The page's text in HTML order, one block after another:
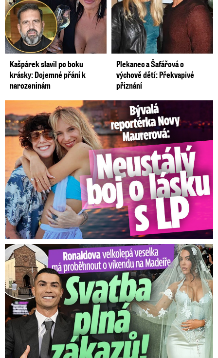
Kašpárek slavil po boku
krásky: Dojemné přání k
narozeninám
Plekanec a Šafářová o
výchově dětí: Překvapivé
přiznání
Bývalá reportérka Novy Maurerová: Neustálý boj o lásku s ...
Ronaldova velkolepá veselka na Madeiře: Svatba plná zákazů!